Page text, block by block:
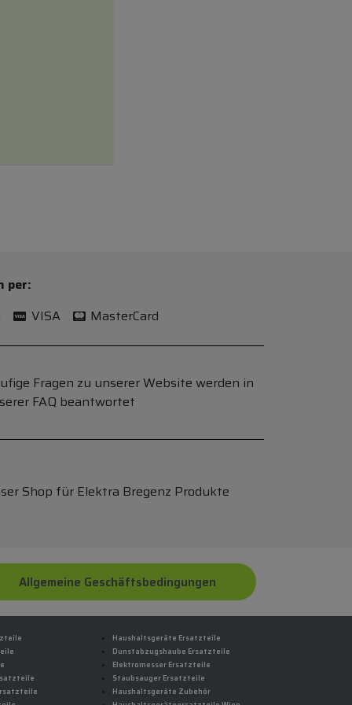
per:
VISA MasterCard
Fragen zu unserer Website werden in
FAQ beantwortet
Shop für Elektra Bregenz Produkte
Allgemeine Geschäftsbedingungen
Haushaltsgeräte Ersatzteile
Dunstabzugshaube Ersatzteile
Elektromesser Ersatzteile
Staubsauger Ersatzteile
Haushaltsgeräte Zubehör